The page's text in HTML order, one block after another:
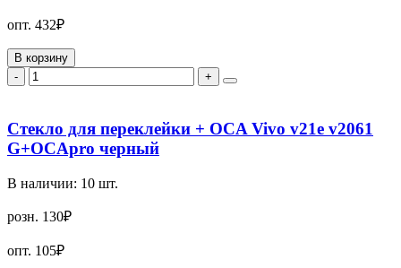
опт. 432₽
В корзину
-
+
Стекло для переклейки + OCA Vivo v21e v2061
G+OCApro черный
В наличии: 10 шт.
розн. 130₽
опт. 105₽